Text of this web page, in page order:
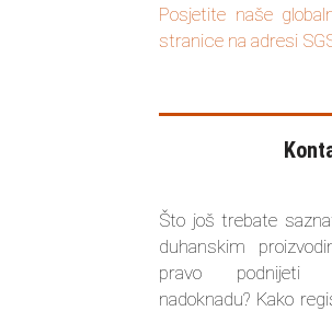
Posjetite naše
stranice na adresi
Što još trebate
duhanskim
pravo podnijeti
nadoknadu? Kako